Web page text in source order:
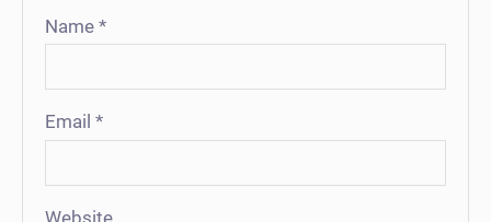
Name *
Email *
Website